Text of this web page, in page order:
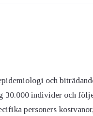
och
30.000 individer och
personers